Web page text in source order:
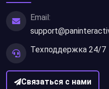
Email:
Техподдержка 24/7
Связаться с нами